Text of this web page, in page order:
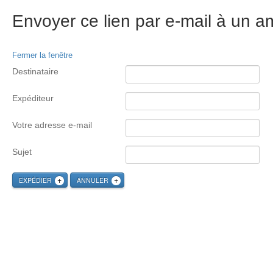
Envoyer ce lien par e-mail à un
Fermer la fenêtre
Destinataire
Expéditeur
Votre adresse e-mail
Sujet
EXPÉDIER ANNULER